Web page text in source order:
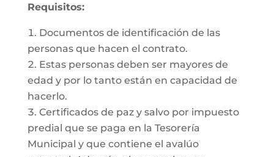
Requisitos:
Documentos de identificación de las
personas que hacen el contrato.
Estas personas deben ser mayores de
edad y por lo tanto están en capacidad de
hacerlo.
Certificados de paz y salvo por impuesto
predial que se paga en la Tesorería
Municipal y que contiene el avalúo